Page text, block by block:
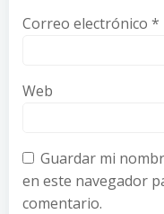
Correo electrónico *
Web
Guardar mi
en este navegador
comentario.